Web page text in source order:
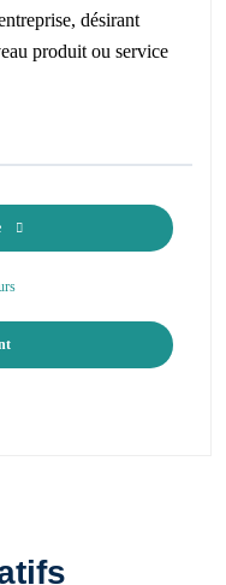
désirant
produit ou service